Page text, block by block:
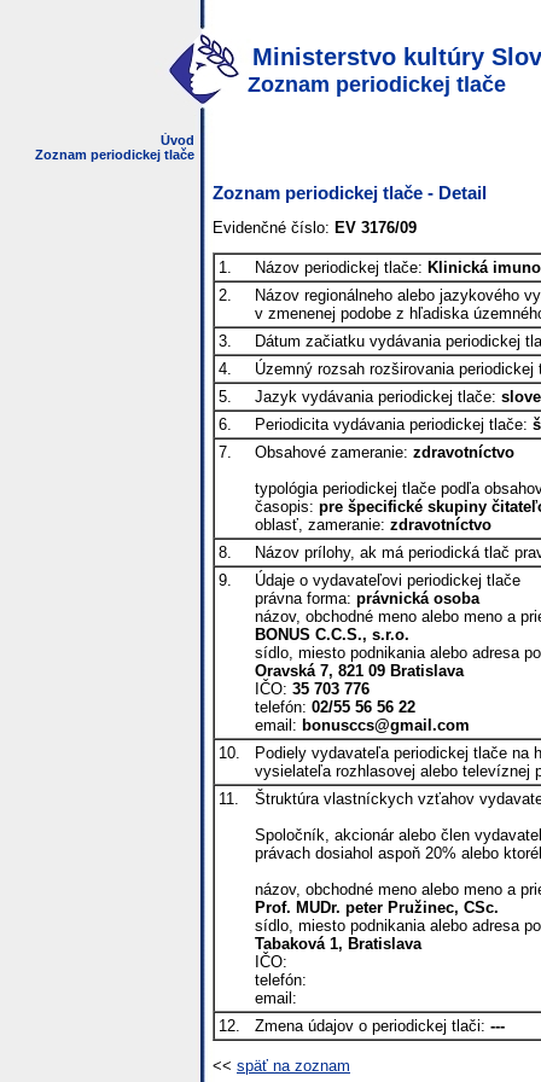
Ministerstvo kultúry
Zoznam periodickej tlače
Zoznam periodickej tlače - Detail
Evidenčné číslo: EV 3176/09
1. Názov periodickej tlače: Klinická
2.
Názov regionálneho alebo jazykového
v zmenenej podobe z hľadiska
3.
Dátum začiatku vydávania periodickej
4.
Územný rozsah rozširovania
5.
Jazyk vydávania periodickej tlače:
6.
Periodicita vydávania periodickej tlače:
7.
Obsahové zameranie: zdravotníctvo
typológia periodickej tlače podľa
časopis: pre špecifické skupiny
oblasť, zameranie: zdravotníctvo
8.
Názov prílohy, ak má periodická tlač
9.
Údaje o vydavateľovi periodickej tlače
právna forma: právnická osoba
názov, obchodné meno alebo meno a
BONUS C.C.S., s.r.o.
sídlo, miesto podnikania alebo adresa
Oravská 7, 821 09 Bratislava
IČO: 35 703 776
telefón: 02/55 56 56 22
email: bonusccs@gmail.com
10.
Podiely vydavateľa periodickej tlače na
vysielateľa rozhlasovej alebo televíznej
11.
Štruktúra vlastníckych vzťahov
Spoločník, akcionár alebo člen
právach dosiahol aspoň 20% alebo
názov, obchodné meno alebo meno a
Prof. MUDr. peter Pružinec, CSc.
sídlo, miesto podnikania alebo adresa
Tabaková 1, Bratislava
IČO:
telefón:
email:
12.
Zmena údajov o periodickej tlači: ---
<< späť na zoznam
Úvod
Zoznam periodickej tlače